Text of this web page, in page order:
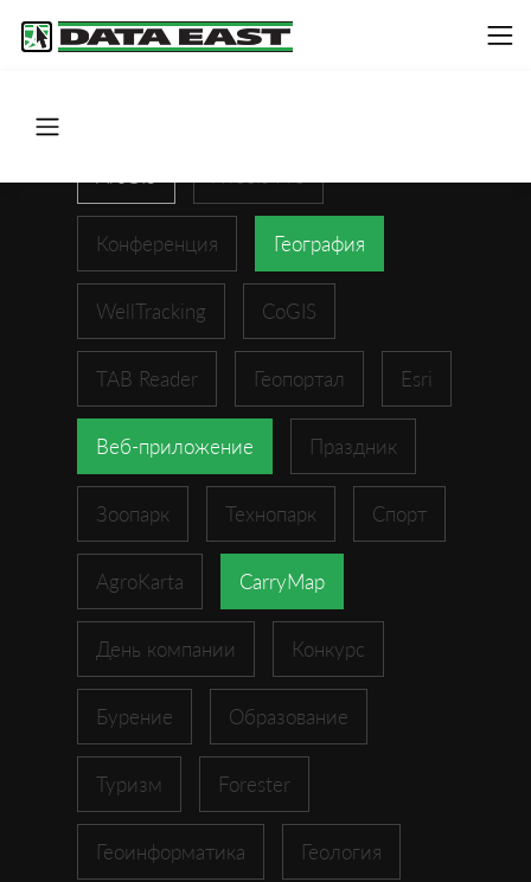
Конференция География
WellTracking CoGIS
TAB Reader Геопортал Esri
Веб-приложение Праздник
Зоопарк Технопарк Спорт
AgroKarta CarryMap
День компании Конкурс
Бурение Образование
Туризм Forester
Геоинформатика Геология